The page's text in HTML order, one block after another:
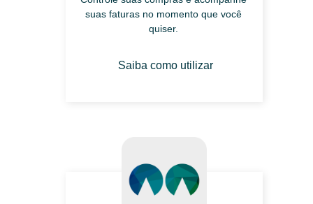
suas faturas no momento que você
quiser.
Saiba como utilizar